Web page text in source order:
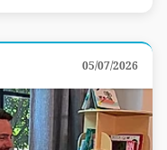
05/07/2026